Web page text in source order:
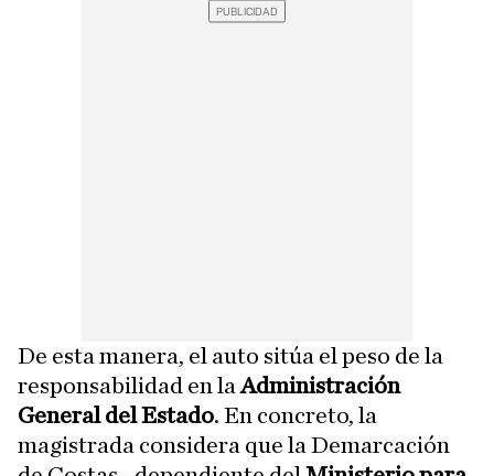
De esta manera, el auto sitúa el peso de la
responsabilidad en laAdministración
General del Estado. En concreto, la
magistrada considera que la Demarcación